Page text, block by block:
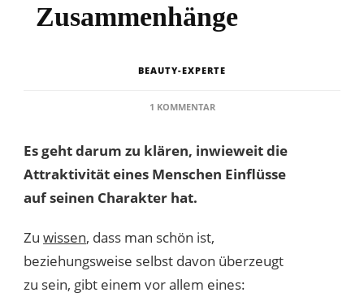
Zusammenhänge
BEAUTY-EXPERTE
1 KOMMENTARZU
CHARAKTER
DIE
Es geht darum zu klären, inwieweit die
Attraktivität eines Menschen Einflüsse
auf seinen Charakter hat.
Zu wissen, dass man schön ist,
beziehungsweise selbst davon überzeugt
zu sein, gibt einem vor allem eines: